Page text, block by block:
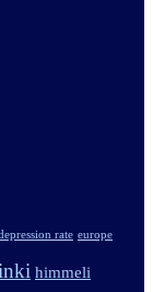
rate europe
himmeli